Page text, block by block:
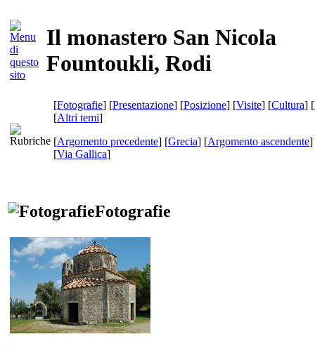
Il monastero San Nicola
Fountoukli, Rodi
[Fotografie] [Presentazione] [Posizione] [Visite] [Cultura] [
[Altri temi]
[Argomento precedente] [Grecia] [Argomento ascendente]
[Via Gallica]
Fotografie